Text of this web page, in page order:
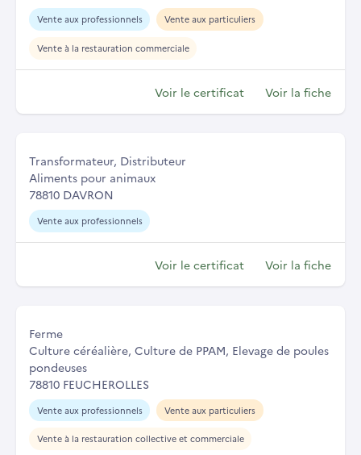
Vente aux professionnels Vente aux particuliers
Vente à la restauration commerciale
Voir le certificat Voir la fiche
Transformateur, Distributeur
Aliments pour animaux
78810 DAVRON
Vente aux professionnels
Voir le certificat Voir la fiche
Ferme
Culture céréalière, Culture de PPAM, Elevage de poules
pondeuses
78810 FEUCHEROLLES
Vente aux professionnels Vente aux particuliers
Vente à la restauration collective et commerciale